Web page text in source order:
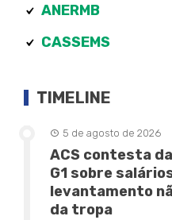
ANERMB
CASSEMS
TIMELINE
5 de agosto de 2026
ACS contesta
G1 sobre
levantamento
da tropa